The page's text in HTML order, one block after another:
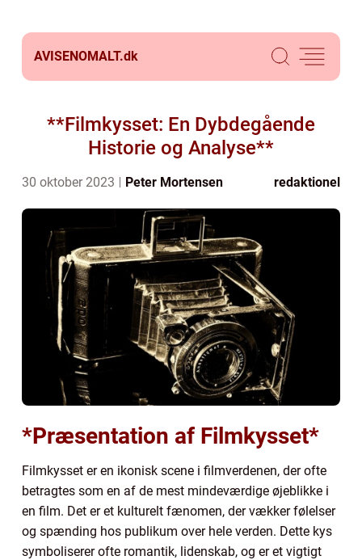
AVISENOMALT.dk
**Filmkysset: En Dybdegående
Historie og Analyse**
30 oktober 2023 Peter Mortensen redaktionel
*Præsentation af Filmkysset*
Filmkysset er en ikonisk scene i filmverdenen, der ofte
betragtes som en af de mest mindeværdige øjeblikke i
en film. Det er et kulturelt fænomen, der vækker følelser
og spænding hos publikum over hele verden. Dette kys
symboliserer ofte romantik, lidenskab, og er et vigtigt